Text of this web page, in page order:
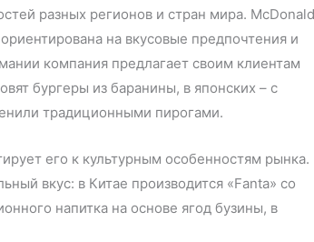
разных регионов и стран мира.
на вкусовые предпочтения и
компания предлагает своим клиентам
бургеры из баранины, в японских – с
традиционными пирогами.
его к культурным особенностям рынка.
вкус: в Китае производится «Fanta» со
напитка на основе ягод бузины, в